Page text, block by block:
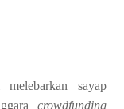
sayap
crowdfunding